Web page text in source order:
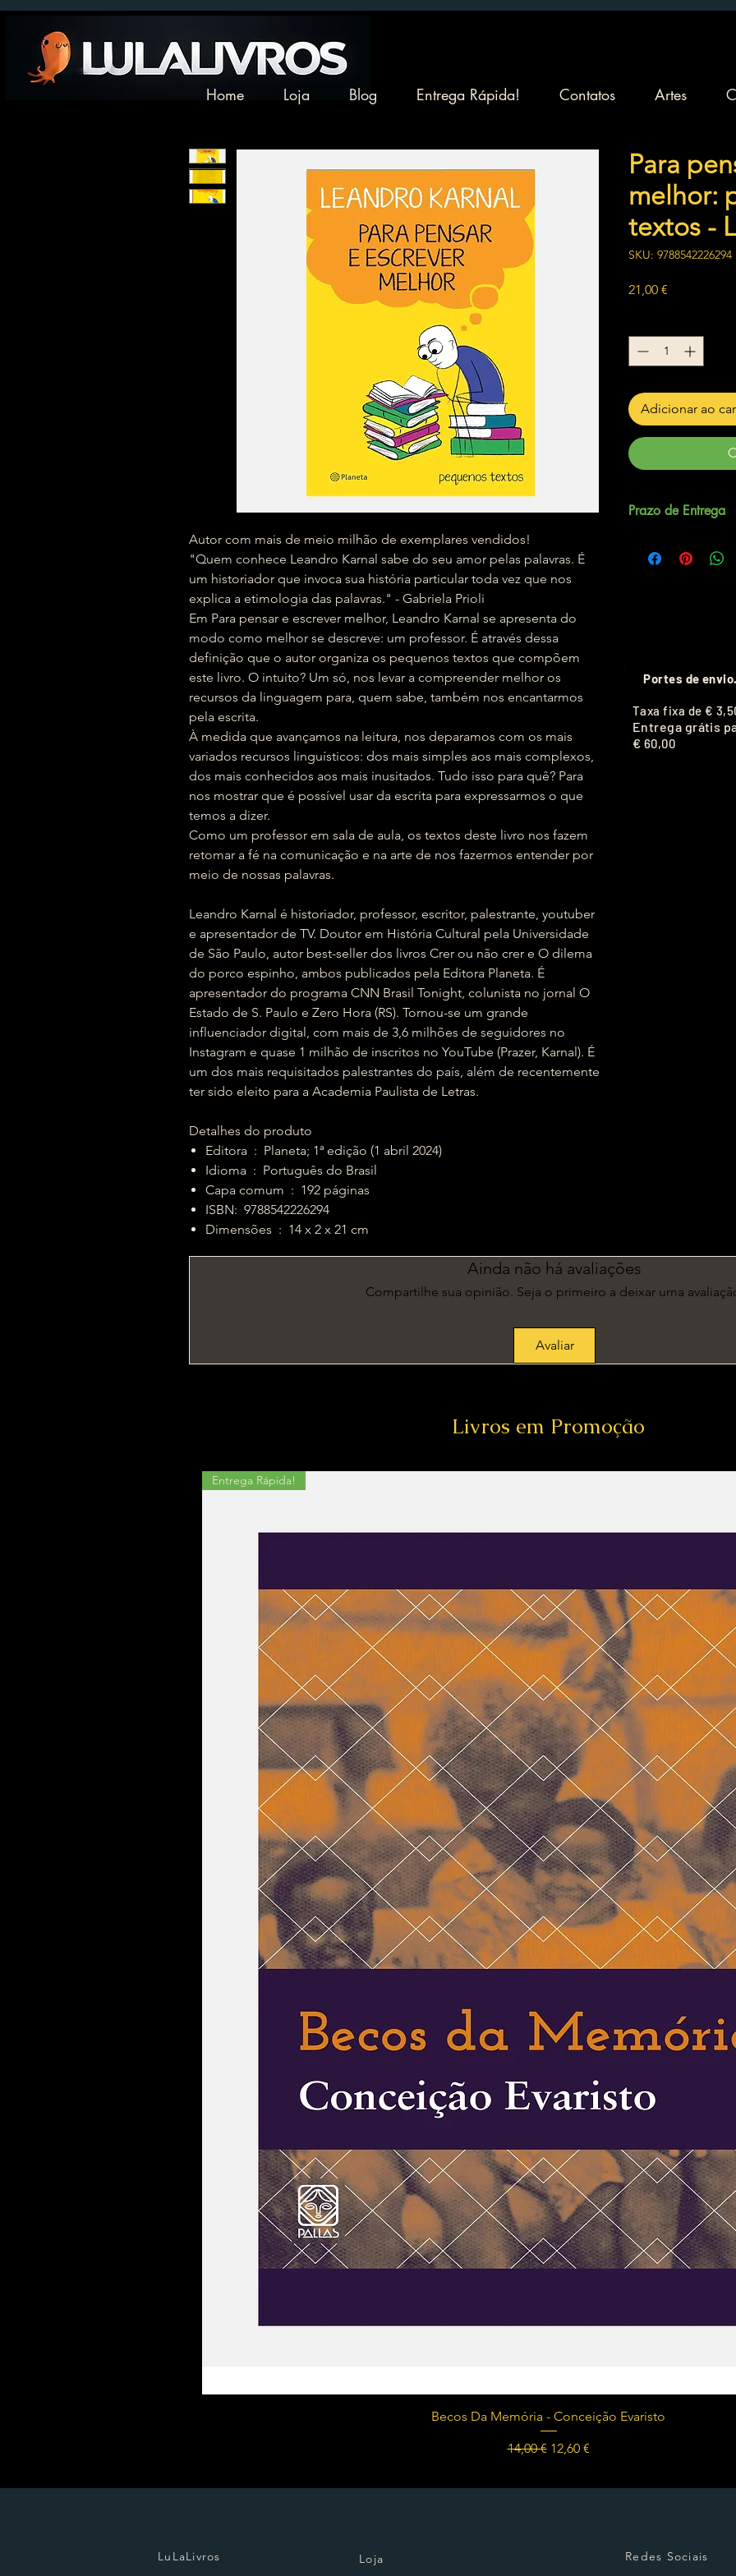
Home Loja Blog Entrega Rápida! Contatos Artes
Autor com mais de meio milhão de exemplares vendidos!
"Quem conhece Leandro Karnal sabe do seu amor pelas palavras. É
um historiador que invoca sua história particular toda vez que nos
explica a etimologia das palavras." - Gabriela Prioli
Em Para pensar e escrever melhor, Leandro Karnal se apresenta do
modo como melhor se descreve: um professor. É através dessa
definição que o autor organiza os pequenos textos que compõem
este livro. O intuito? Um só, nos levar a compreender melhor os
recursos da linguagem para, quem sabe, também nos encantarmos
pela escrita.
À medida que avançamos na leitura, nos deparamos com os mais
variados recursos linguísticos: dos mais simples aos mais complexos,
dos mais conhecidos aos mais inusitados. Tudo isso para quê? Para
nos mostrar que é possível usar da escrita para expressarmos o que
temos a dizer.
Como um professor em sala de aula, os textos deste livro nos fazem
retomar a fé na comunicação e na arte de nos fazermos entender por
meio de nossas palavras.
Leandro Karnal é historiador, professor, escritor, palestrante, youtuber
e apresentador de TV. Doutor em História Cultural pela Universidade
de São Paulo, autor best-seller dos livros Crer ou não crer e O dilema
do porco espinho, ambos publicados pela Editora Planeta. É
apresentador do programa CNN Brasil Tonight, colunista no jornal O
Estado de S. Paulo e Zero Hora (RS). Tornou-se um grande
influenciador digital, com mais de 3,6 milhões de seguidores no
Instagram e quase 1 milhão de inscritos no YouTube (Prazer, Karnal). É
um dos mais requisitados palestrantes do país, além de recentemente
ter sido eleito para a Academia Paulista de Letras.
Detalhes do produto
Editora ‏ : ‎ Planeta; 1ª edição (1 abril 2024)
Idioma ‏ : ‎ Português do Brasil
Capa comum ‏ : ‎ 192 páginas
ISBN: ‎ 9788542226294
Dimensões ‏ : ‎ 14 x 2 x 21 cm
Para
melhor:
textos -
SKU: 9788542226294
21,00 €
Adicionar ao
Prazo de Entrega
Ainda não há avaliações
Compartilhe sua opinião. Seja o primeiro a deixar uma
Avaliar
Portes de
Taxa fixa de €
Entrega grátis
€ 60,00
Livros em Promoção
Visualização rápida
Entrega Rápida!
Becos Da Memória - Conceição Evaristo
Preço normal
14,00 € Preço promocional
12,60 €
LuLaLivros Loja Redes Sociais